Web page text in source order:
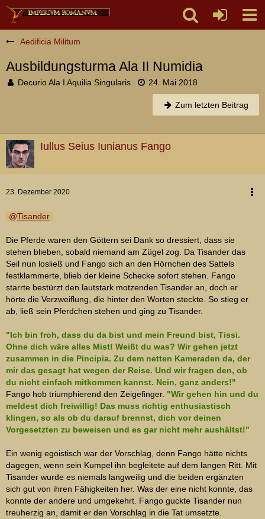
Aedificia Militum
Ausbildungsturma Ala II Numidia
Decurio Ala I Aquilia Singularis 24. Mai 2018
Zum letzten Beitrag
Iullus Seius Iunianus Fango
23. Dezember 2020
Tisander
Die Pferde waren den Göttern sei Dank so dressiert, dass sie
stehen blieben, sobald niemand am Zügel zog. Da Tisander das
Seil nun losließ und Fango sich an den Hörnchen des Sattels
festklammerte, blieb der kleine Schecke sofort stehen. Fango
starrte bestürzt den lautstark motzenden Tisander an, doch er
hörte die Verzweiflung, die hinter den Worten steckte. So stieg er
ab, ließ sein Pferdchen stehen und ging zu Tisander.
"Ich bin froh, dass du da bist und mein Freund bist, Tissi.
Ohne dich wäre alles Mist! Weißt du was? Wir gehen jetzt
zusammen in die Pincipia. Zu dem netten Kameraden da, der
mir das gesagt hat wegen der Reise. Und wir fragen den, ob
du nicht einfach mitkommen kannst. Nein, ganz anders!"
Fango hob triumphierend den Zeigefinger. "Wir gehen hin und du
meldest dich freiwillig! Das muss richtig enthusiastisch
klingen, so als ob du darauf brennst, dich vor deinen
Vorgesetzten zu beweisen und es gar nicht mehr aushältst!"
Ein wenig egoistisch war der Vorschlag, denn Fango hätte nichts
dagegen, wenn sein Kumpel ihn begleitete auf dem langen Ritt. Mit
Tisander wurde es niemals langweilig und die beiden ergänzten
sich gut von ihren Fähigkeiten her. Was der eine nicht konnte, das
konnte der andere und umgekehrt. Fango guckte Tisander nun
treuherzig an, damit er den Vorschlag in die Tat umsetzte.